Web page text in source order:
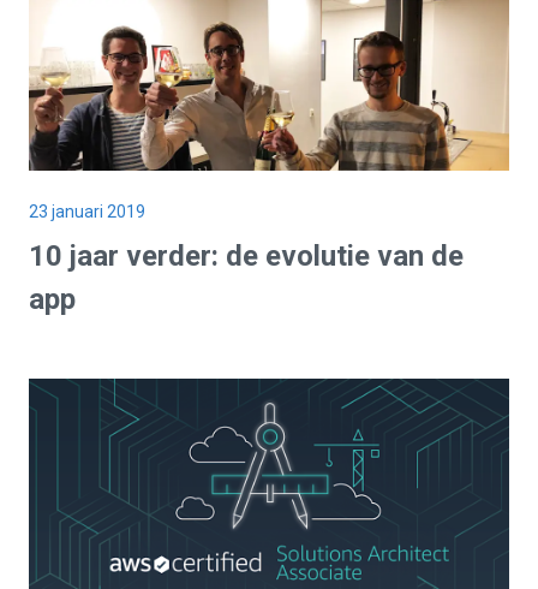
23 januari 2019
10 jaar verder: de evolutie van de
app